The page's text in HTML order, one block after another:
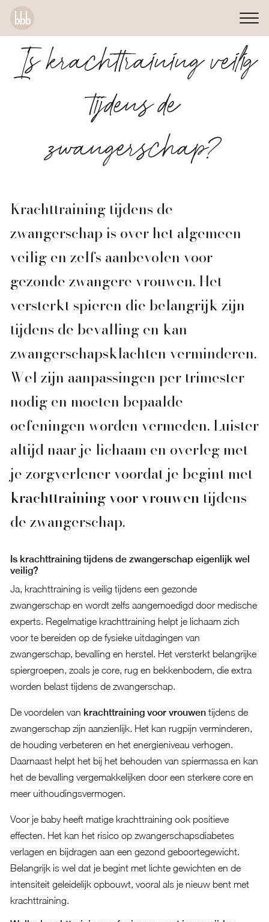
Is krachttraining veilig
tijdens de
zwangerschap?
Krachttraining tijdens de
zwangerschap is over het algemeen
veilig en zelfs aanbevolen voor
gezonde zwangere vrouwen. Het
versterkt spieren die belangrijk zijn
tijdens de bevalling en kan
zwangerschapsklachten verminderen.
Wel zijn aanpassingen per trimester
nodig en moeten bepaalde
oefeningen worden vermeden. Luister
altijd naar je lichaam en overleg met
je zorgverlener voordat je begint met
krachttraining voor vrouwen tijdens
de zwangerschap.
Is krachttraining tijdens de zwangerschap eigenlijk wel
veilig?
Ja, krachttraining is veilig tijdens een gezonde
zwangerschap en wordt zelfs aangemoedigd door medische
experts. Regelmatige krachttraining helpt je lichaam zich
voor te bereiden op de fysieke uitdagingen van
zwangerschap, bevalling en herstel. Het versterkt belangrijke
spiergroepen, zoals je core, rug en bekkenbodem, die extra
worden belast tijdens de zwangerschap.
De voordelen van krachttraining voor vrouwentijdens de
zwangerschap zijn aanzienlijk. Het kan rugpijn verminderen,
de houding verbeteren en het energieniveau verhogen.
Daarnaast helpt het bij het behouden van spiermassa en kan
het de bevalling vergemakkelijken door een sterkere core en
meer uithoudingsvermogen.
Voor je baby heeft matige krachttraining ook positieve
effecten. Het kan het risico op zwangerschapsdiabetes
verlagen en bijdragen aan een gezond geboortegewicht.
Belangrijk is wel dat je begint met lichte gewichten en de
intensiteit geleidelijk opbouwt, vooral als je nieuw bent met
krachttraining.